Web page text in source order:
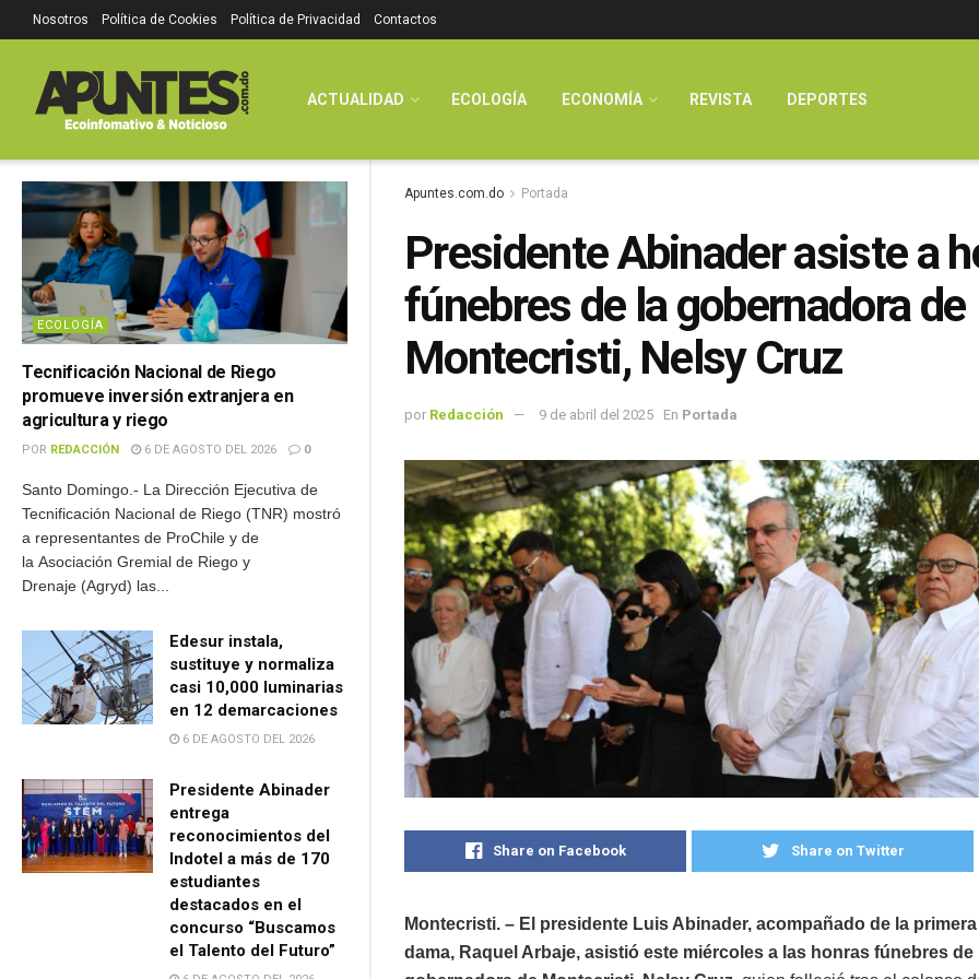
ECOLOGÍA
Tecnificación Nacional de Riego
promueve inversión extranjera en
agricultura y riego
POR REDACCIÓN 6 DE AGOSTO DEL 2026 0
Santo Domingo.- La Dirección Ejecutiva de
Tecnificación Nacional de Riego (TNR) mostró
a representantes de ProChile y de
la Asociación Gremial de Riego y
Drenaje (Agryd) las...
Edesur instala,
sustituye y normaliza
casi 10,000 luminarias
en 12 demarcaciones
6 DE AGOSTO DEL 2026
Presidente Abinader
entrega
reconocimientos del
Indotel a más de 170
estudiantes
destacados en el
concurso “Buscamos
el Talento del Futuro”
Nosotros Política de Cookies Política de Privacidad Contactos
ACTUALIDAD ECOLOGÍA ECONOMÍA REVISTA DEPORTES
Apuntes.com.do Portada
Presidente Abinader asiste a
fúnebres de la gobernadora de
Montecristi, Nelsy Cruz
por Redacción 9 de abril del 2025 En Portada
Share on Facebook Share on Twitter
Montecristi. – El presidente Luis Abinader, acompañado de la primera
dama, Raquel Arbaje, asistió este miércoles a las honras fúnebres de